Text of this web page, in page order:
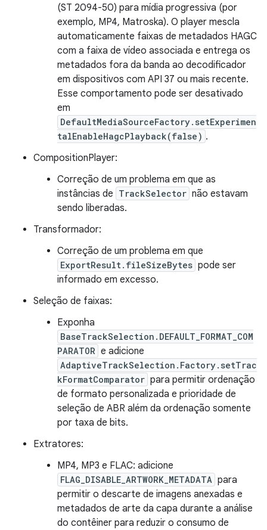
(ST 2094-50) para mídia progressiva (por
exemplo, MP4, Matroska). O player mescla
automaticamente faixas de metadados HAGC
com a faixa de vídeo associada e entrega os
metadados fora da banda ao decodificador
em dispositivos com API 37 ou mais recente.
Esse comportamento pode ser desativado
em
DefaultMediaSourceFactory.setExperimen
talEnableHagcPlayback(false) .
CompositionPlayer:
Correção de um problema em que as
instâncias de TrackSelector não estavam
sendo liberadas.
Transformador:
Correção de um problema em que
ExportResult.fileSizeBytes pode ser
informado em excesso.
Seleção de faixas:
Exponha
BaseTrackSelection.DEFAULT_FORMAT_COM
PARATOR e adicione
AdaptiveTrackSelection.Factory.setTrac
kFormatComparator para permitir ordenação
de formato personalizada e prioridade de
seleção de ABR além da ordenação somente
por taxa de bits.
Extratores:
MP4, MP3 e FLAC: adicione
FLAG_DISABLE_ARTWORK_METADATA para
permitir o descarte de imagens anexadas e
metadados de arte da capa durante a análise
do contêiner para reduzir o consumo de